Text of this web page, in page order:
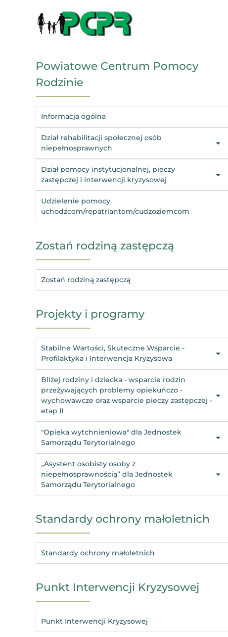
Powiatowe Centrum Pomocy
Rodzinie
Informacja ogólna
Dział rehabilitacji społecznej osób
niepełnosprawnych
Dział pomocy instytucjonalnej, pieczy
zastępczej i interwencji kryzysowej
Udzielenie pomocy
uchodźcom/repatriantom/cudzoziemcom
Zostań rodziną zastępczą
Zostań rodziną zastępczą
Projekty i programy
Stabilne Wartości, Skuteczne Wsparcie -
Profilaktyka i Interwencja Kryzysowa
Bliżej rodziny i dziecka - wsparcie rodzin
przeżywających problemy opiekuńczo -
wychowawcze oraz wsparcie pieczy zastępczej -
etap II
"Opieka wytchnieniowa" dla Jednostek
Samorządu Terytorialnego
„Asystent osobisty osoby z
niepełnosprawnością” dla Jednostek
Samorządu Terytorialnego
Standardy ochrony małoletnich
Standardy ochrony małoletnich
Punkt Interwencji Kryzysowej
Punkt Interwencji Kryzysowej